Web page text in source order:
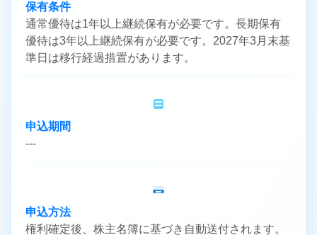
保有条件
通常優待は1年以上継続保有が必要です。長期保有
優待は3年以上継続保有が必要です。2027年3月末基
準日は移行経過措置があります。
申込期間
---
申込方法
権利確定後、株主名簿に基づき自動送付されます。